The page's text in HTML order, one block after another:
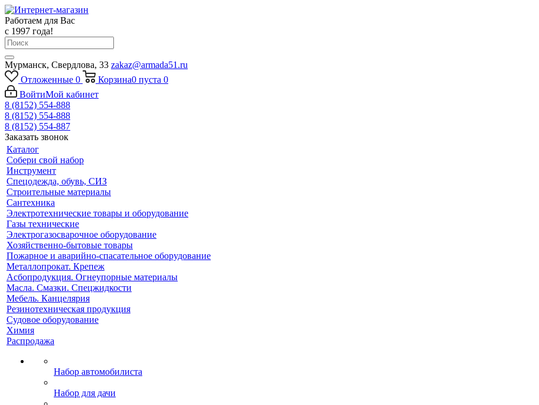
Работаем для Вас
с 1997 года!
Мурманск, Свердлова, 33 zakaz@armada51.ru
Отложенные 0 Корзина0 пуста 0
ВойтиМой кабинет
8 (8152) 554-888
8 (8152) 554-888
8 (8152) 554-887
Заказать звонок
Каталог
Собери свой набор
Инструмент
Спецодежда, обувь, СИЗ
Строительные материалы
Сантехника
Электротехнические товары и оборудование
Газы технические
Электрогазосварочное оборудование
Хозяйственно-бытовые товары
Пожарное и аварийно-спасательное оборудование
Металлопрокат. Крепеж
Асбопродукция. Огнеупорные материалы
Масла. Смазки. Спецжидкости
Мебель. Канцелярия
Резинотехническая продукция
Судовое оборудование
Химия
Распродажа
Набор автомобилиста
Набор для дачи